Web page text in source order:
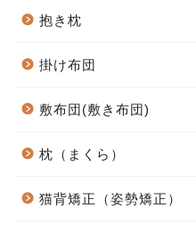
抱き枕
掛け布団
敷布団(敷き布団)
枕（まくら）
猫背矯正（姿勢矯正）